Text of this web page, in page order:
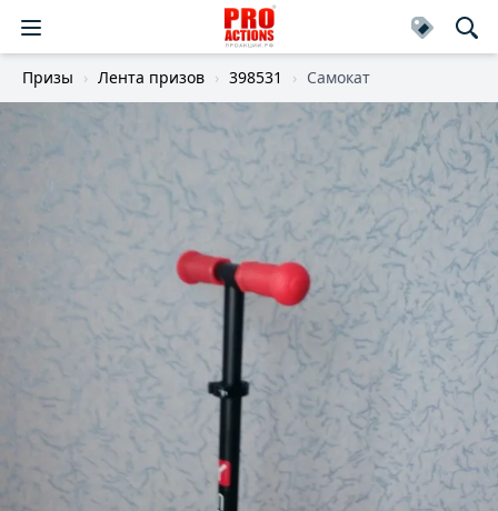
Призы Лента призов 398531 Самокат